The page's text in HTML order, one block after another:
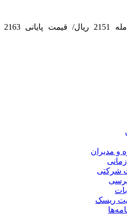
نماد «ومعادن» / آخرین معامله 2151 ریال/ قیمت پایانی 2163
و مدیران
شرکتی
ریسک